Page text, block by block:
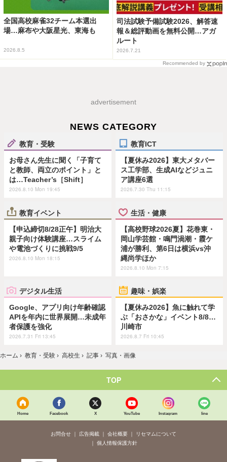
全国高校麻雀32チーム本選出
場…麻布や大阪星光、東海も
2026.8.5
司法試験予備試験2026、解答速
報＆総評動画を無料公開…アガ
ルート
2026.7.21
Recommended by
advertisement
NEWS CATEGORY
教育・受験
お母さん先生に聞く「子育て
と教師、両立のポイント」と
は…Teacher’s［Shift］
2026.8.10 Mon 19:45
教育ICT
【夏休み2026】東大メタバー
ス工学部、生成AIなどジュニ
ア講座6選
2026.7.30 Thu 11:15
教育イベント
【申込締切8/28正午】明治大
親子向け体験講座…スライム
や電池づくりに挑戦9/5
2026.8.10 Mon 18:15
生活・健康
【高校野球2026夏】花巻東・
岡山学芸館・鳴門渦潮・霞ケ
浦が勝利、第6日は横浜vs沖
縄尚学ほか
2026.8.10 Mon 7:15
デジタル生活
Google、アプリ向け年齢確認
APIを年内に世界展開…未成年
者保護を強化
2026.7.31 Fri 13:45
趣味・娯楽
【夏休み2026】魚に触れて学
ぶ「おさかな」イベント8/8…
川崎市
2026.8.7 Fri 10:45
ホーム › 教育・受験 › 高校生 › 記事 › 写真・画像
TOP
Home Facebook X YouTube Instagram line
お問合せ 広告掲載 会社概要
リセマムについて
個人情報保護方針